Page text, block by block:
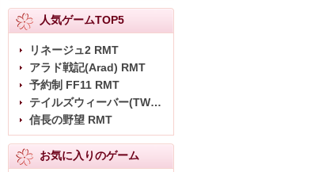
人気ゲームTOP5
リネージュ2 RMT
アラド戦記(Arad) RMT
予約制 FF11 RMT
テイルズウィーバー(TW) RMT
信長の野望 RMT
お気に入りのゲーム